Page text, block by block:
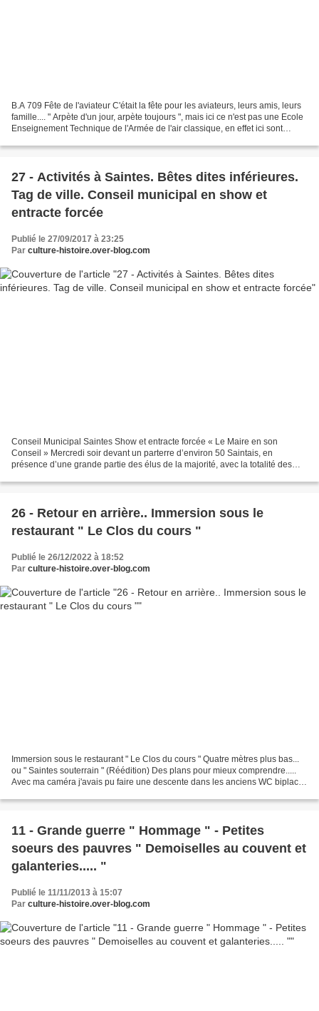
B.A 709 Fête de l'aviateur C'était la fête pour les aviateurs, leurs amis, leurs
famille.... " Arpète d'un jour, arpète toujours ", mais ici ce n'est pas une Ecole
Enseignement Technique de l'Armée de l'air classique, en effet ici sont
27 - Activités à Saintes. Bêtes dites inférieures.
Tag de ville. Conseil municipal en show et
entracte forcée
Publié le 27/09/2017 à 23:25
Par culture-histoire.over-blog.com
Conseil Municipal Saintes Show et entracte forcée « Le Maire en son
Conseil » Mercredi soir devant un parterre d’environ 50 Saintais, en
présence d’une grande partie des élus de la majorité, avec la totalité des
26 - Retour en arrière.. Immersion sous le
restaurant " Le Clos du cours "
Publié le 26/12/2022 à 18:52
Par culture-histoire.over-blog.com
Immersion sous le restaurant " Le Clos du cours " Quatre mètres plus bas...
ou " Saintes souterrain " (Réédition) Des plans pour mieux comprendre.....
Avec ma caméra j'avais pu faire une descente dans les anciens WC biplaces
11 - Grande guerre " Hommage " - Petites
soeurs des pauvres " Demoiselles au couvent et
galanteries..... "
Publié le 11/11/2013 à 15:07
Par culture-histoire.over-blog.com